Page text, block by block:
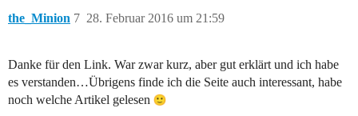
the_Minion 28. Februar 2016 um 21:59
7
Danke für den Link. War zwar kurz, aber gut erklärt und ich habe
es verstanden…Übrigens finde ich die Seite auch interessant, habe
noch welche Artikel gelesen